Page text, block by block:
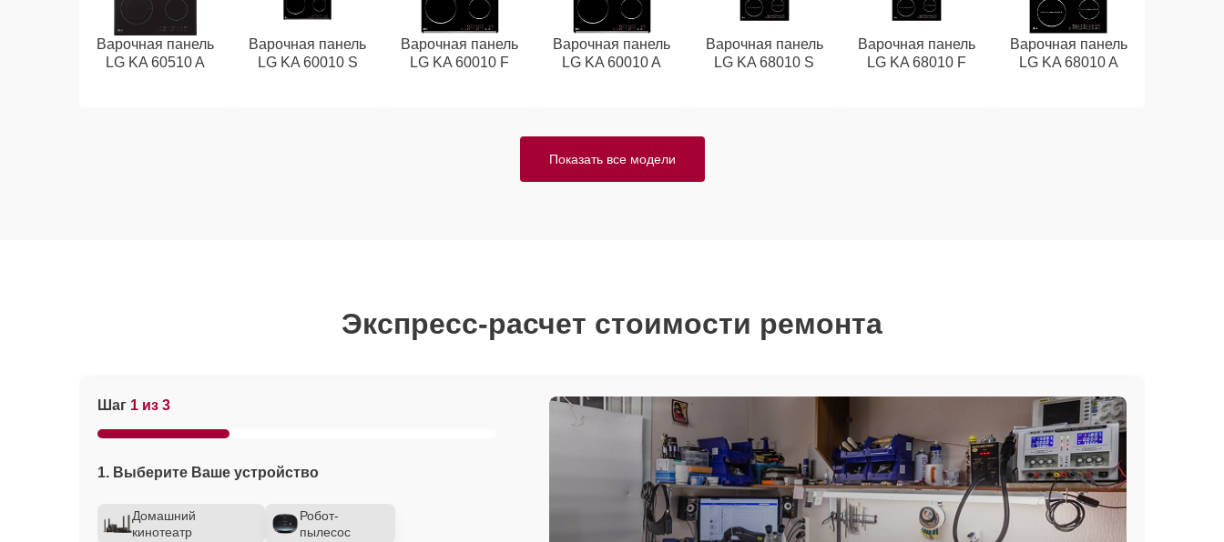
Варочная панель
LG KA 60510 A
Варочная панель
LG KA 60010 S
Варочная панель
LG KA 60010 F
Варочная панель
LG KA 60010 A
Варочная панель
LG KA 68010 S
Варочная панель
LG KA 68010 F
Варочная панель
LG KA 68010 A
Показать все модели
Экспресс-расчет стоимости ремонта
Шаг 1 из 3
1. Выберите Ваше устройство
Домашний
кинотеатр
Робот-
пылесос